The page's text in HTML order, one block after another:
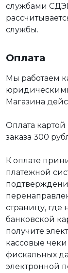
службами
службы.
Оплата
Мы работаем
Магазина
Оплата
заказа 300
К оплате
платежной
страницу,
банковской
получите
кассовые
фискальных
электронной